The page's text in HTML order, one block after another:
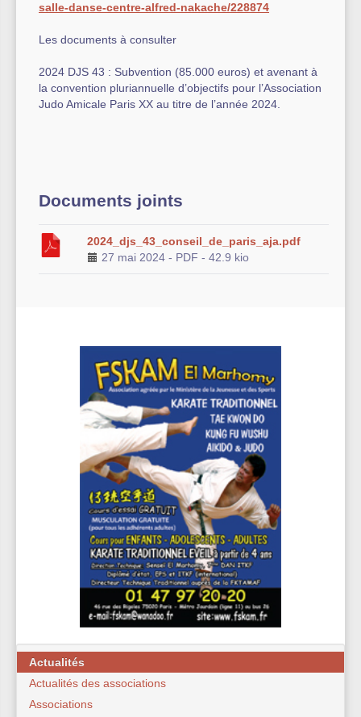
salle-danse-centre-alfred-nakache/228874
Les documents à consulter
2024 DJS 43 : Subvention (85.000 euros) et avenant à
la convention pluriannuelle d’objectifs pour l’Association
Judo Amicale Paris XX au titre de l’année 2024.
Documents joints
2024_djs_43_conseil_de_paris_aja.pdf
27 mai 2024 - PDF - 42.9 kio
Actualités
Actualités des associations
Associations